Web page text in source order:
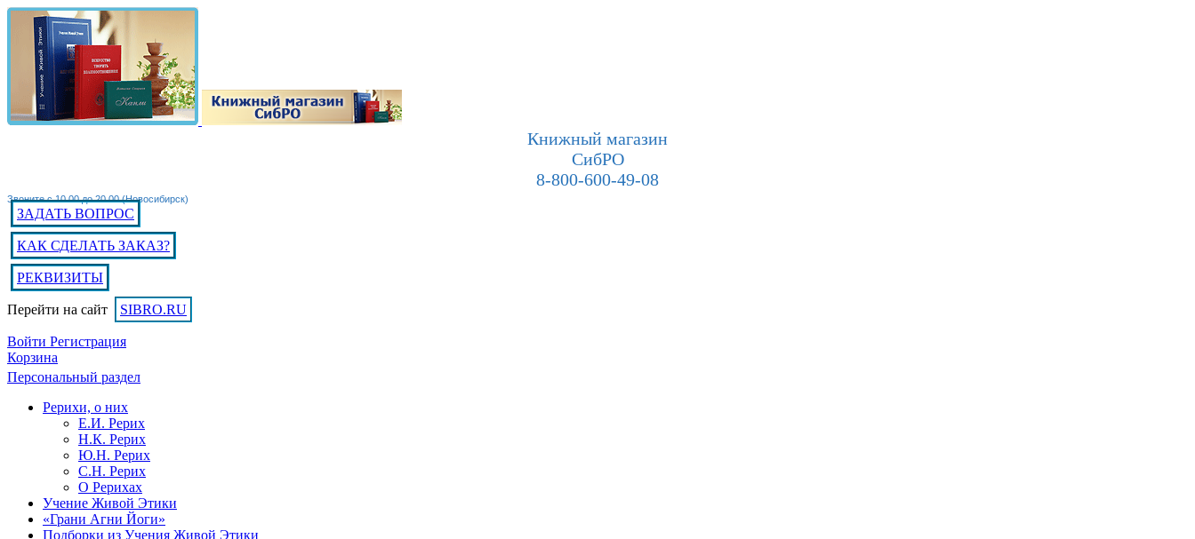
Книжный магазин
СибРО
8-800-600-49-08
Звоните с 10.00 до 20.00 (Новосибирск)
ЗАДАТЬ ВОПРОС
КАК СДЕЛАТЬ ЗАКАЗ?
РЕКВИЗИТЫ
Перейти на сайт SIBRO.RU
Войти Регистрация
Корзина
Персональный раздел
Рерихи, о них
Е.И. Рерих
Н.К. Рерих
Ю.Н. Рерих
С.Н. Рерих
О Рерихах
Учение Живой Этики
«Грани Агни Йоги»
Подборки из Учения Живой Этики